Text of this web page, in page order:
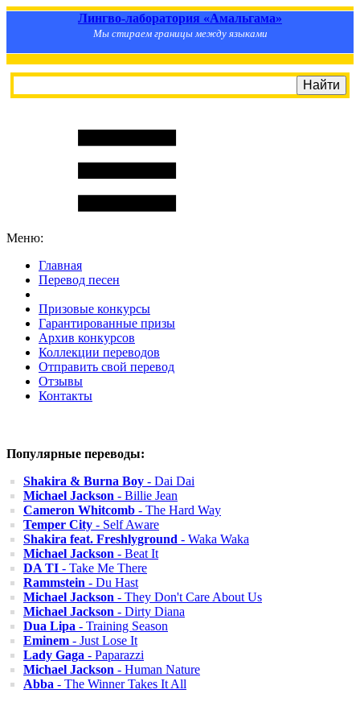
Лингво-лаборатория «Амальгама»
Мы стираем границы между языками
Меню:
Главная
Перевод песен
Призовые конкурсы
Гарантированные призы
Архив конкурсов
Коллекции переводов
Отправить свой перевод
Отзывы
Контакты
Популярные переводы:
Shakira & Burna Boy - Dai Dai
Michael Jackson - Billie Jean
Cameron Whitcomb - The Hard Way
Temper City - Self Aware
Shakira feat. Freshlyground - Waka Waka
Michael Jackson - Beat It
DA TI - Take Me There
Rammstein - Du Hast
Michael Jackson - They Don't Care About Us
Michael Jackson - Dirty Diana
Dua Lipa - Training Season
Eminem - Just Lose It
Lady Gaga - Paparazzi
Michael Jackson - Human Nature
Abba - The Winner Takes It All